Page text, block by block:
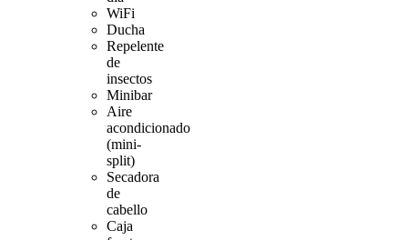
WiFi
Ducha
Repelente
de
insectos
Minibar
Aire
acondicionado
(mini-
split)
Secadora
de
cabello
Caja